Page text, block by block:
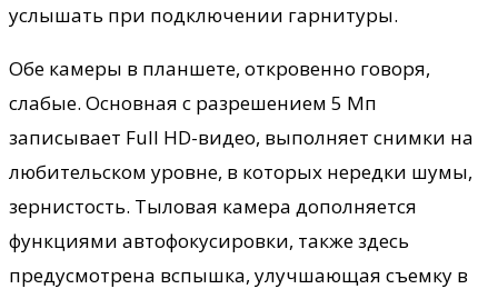
услышать при подключении гарнитуры.
Обе камеры в планшете, откровенно говоря,
слабые. Основная с разрешением 5 Мп
записывает Full HD-видео, выполняет снимки на
любительском уровне, в которых нередки шумы,
зернистость. Тыловая камера дополняется
функциями автофокусировки, также здесь
предусмотрена вспышка, улучшающая съемку в